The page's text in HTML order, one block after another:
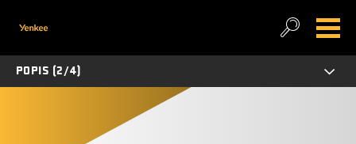
POPIS (2/4)